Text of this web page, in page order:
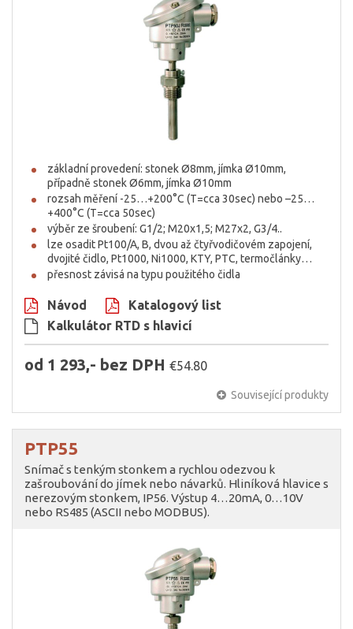
základní provedení: stonek Ø8mm, jímka Ø10mm,
případně stonek Ø6mm, jímka Ø10mm
rozsah měření -25…+200°C (T=cca 30sec) nebo –25…
+400°C (T=cca 50sec)
výběr ze šroubení: G1/2; M20x1,5; M27x2, G3/4..
lze osadit Pt100/A, B, dvou až čtyřvodičovém zapojení,
dvojité čidlo, Pt1000, Ni1000, KTY, PTC, termočlánky…
přesnost závisá na typu použitého čidla
Návod
Katalogový list
Kalkulátor RTD s hlavicí
od 1 293,- bez DPH €54.80
Související produkty
PTP55
Snímač s tenkým stonkem a rychlou odezvou k
zašroubování do jímek nebo návarků. Hliníková hlavice s
nerezovým stonkem, IP56. Výstup 4…20mA, 0…10V
nebo RS485 (ASCII nebo MODBUS).